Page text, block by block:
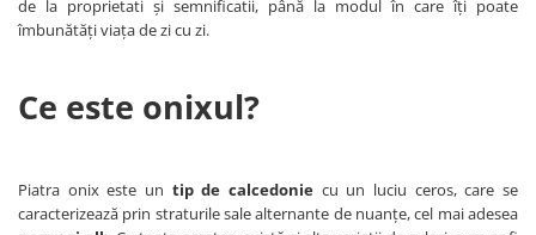
Bijuterii obsidian
Bijuterii opal
Bijuterii perle
de la proprietati și semnificatii, până la modul în care îți poate
îmbunătăți viața de zi cu zi.
Ce este onixul?
Piatra onix este un tip de calcedonie cu un luciu ceros, care se
caracterizează prin straturile sale alternante de nuanțe, cel mai adesea